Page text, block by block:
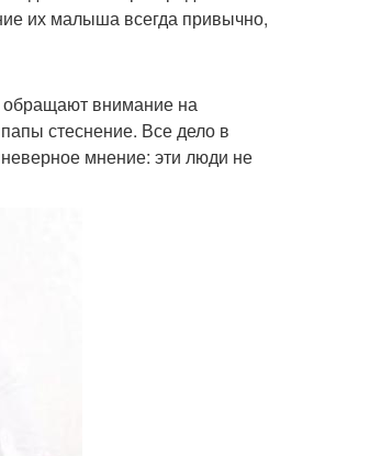
их малыша всегда привычно,
обращают внимание на
стеснение. Все дело в
мнение: эти люди не